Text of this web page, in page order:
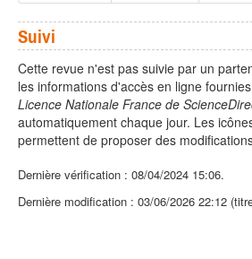
Suivi
Cette revue n'est pas suivie par un
les informations d'accès en ligne
Licence Nationale France de
automatiquement chaque jour. Les
permettent de proposer des
Dernière vérification : 08/04/2024 15:06.
Dernière modification : 03/06/2026 22:12